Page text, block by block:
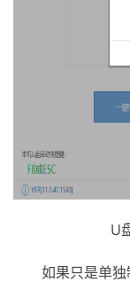
U
如果只是单